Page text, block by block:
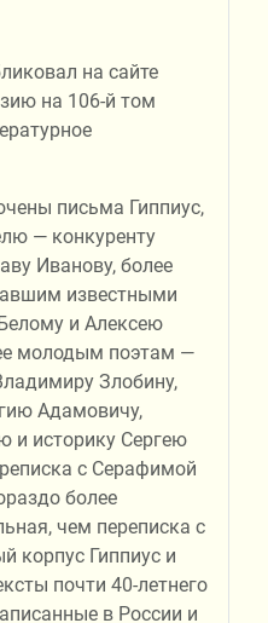
на сайте
на 106-й том
письма Гиппиус,
— конкуренту
Иванову, более
известными
и Алексею
молодым поэтам —
Злобину,
Адамовичу,
и историку Сергею
с Серафимой
более
чем переписка с
корпус Гиппиус и
почти 40-летнего
в России и